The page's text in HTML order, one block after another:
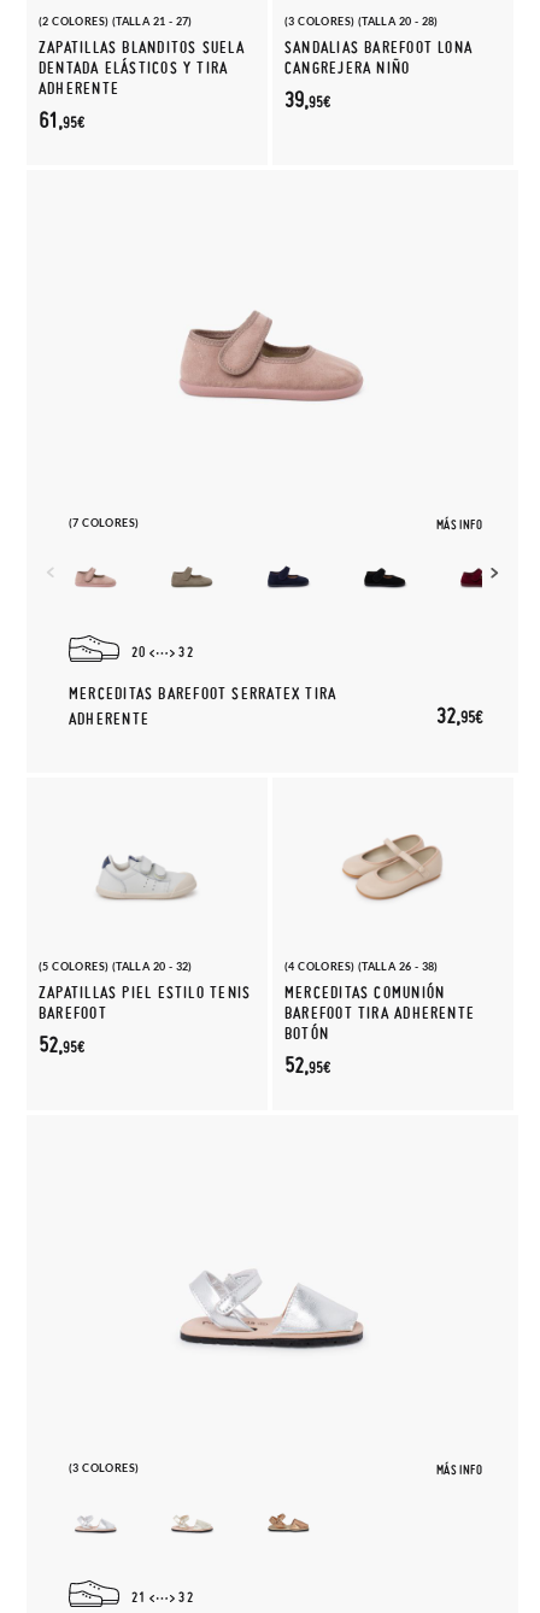
(2 COLORES) (TALLA 21 - 27)
ZAPATILLAS BLANDITOS SUELA
DENTADA ELÁSTICOS Y TIRA
ADHERENTE
61,95€
(3 COLORES) (TALLA 20 - 28)
SANDALIAS BAREFOOT LONA
CANGREJERA NIÑO
39,95€
(7 COLORES) MÁS INFO
20 32
MERCEDITAS BAREFOOT SERRATEX TIRA
ADHERENTE
32,95€
(5 COLORES) (TALLA 20 - 32)
ZAPATILLAS PIEL ESTILO TENIS
BAREFOOT
52,95€
(4 COLORES) (TALLA 26 - 38)
MERCEDITAS COMUNIÓN
BAREFOOT TIRA ADHERENTE
BOTÓN
52,95€
(3 COLORES) MÁS INFO
21 32